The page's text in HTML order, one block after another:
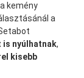
kemény
a
is nyúlhatnak,
kisebb